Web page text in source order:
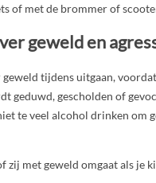
of met de brommer of
geweld en
tijdens uitgaan,
geduwd, gescholden of
te veel alcohol drinken
zij met geweld omgaat als je